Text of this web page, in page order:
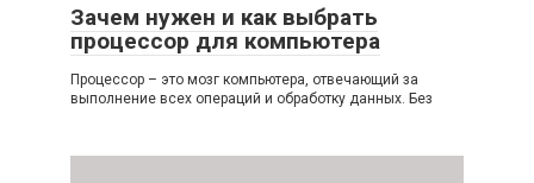
Зачем нужен и как выбрать
процессор для компьютера
Процессор – это мозг компьютера, отвечающий за
выполнение всех операций и обработку данных. Без